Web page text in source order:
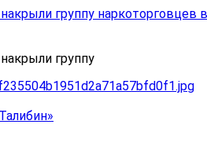
группу
группу